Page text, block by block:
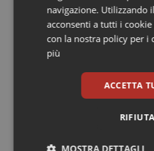
Quotidiano Cardiologia
Quotidiano Chirurgia
Quotidiano Oncologia
Quotidiano Pediatria
Farmaci. Rapporto Osmed:
fuori controllo: + 101%
territoriale: – 6,9%.
24 Settembre 2013
© Riproduzione riservata
Gold
navigazione. Utilizzando
acconsenti a tutti i
con la nostra policy per i
più
ACCETTA
RIFIUTA
MOSTRA DETTAGLI